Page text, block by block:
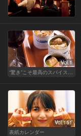
Vol.1
Vol.151
表紙カレンダー